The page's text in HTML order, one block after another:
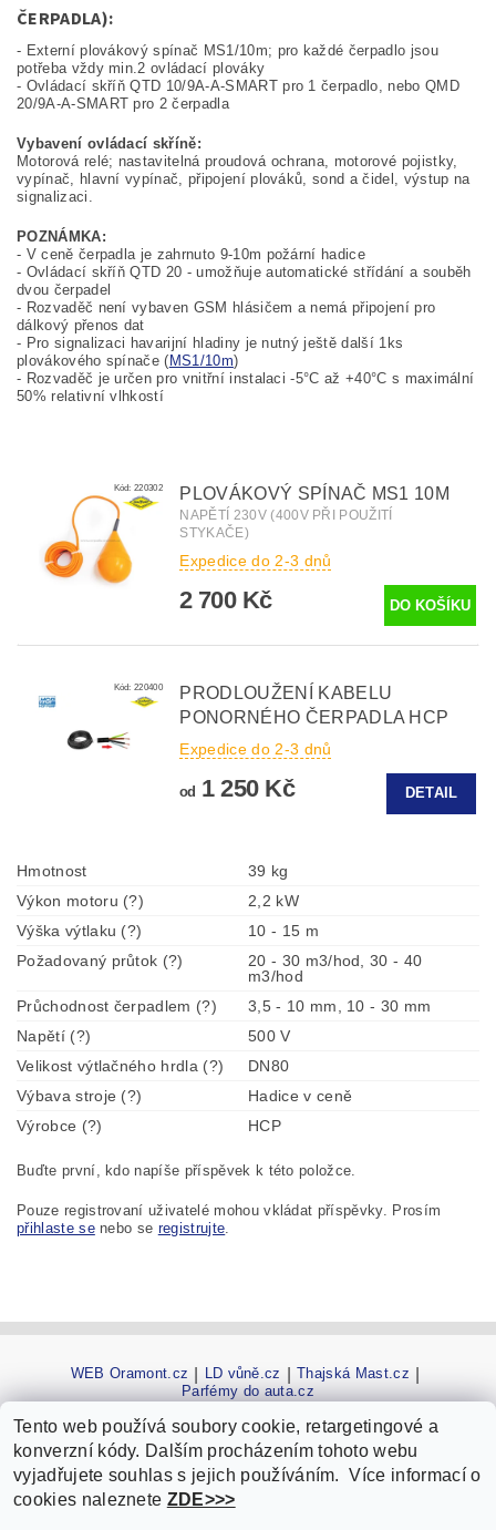
ČERPADLA):
- Externí plovákový spínač MS1/10m; pro každé čerpadlo jsou
potřeba vždy min.2 ovládací plováky
- Ovládací skříňQTD 10/9A-A-SMART pro 1 čerpadlo, nebo QMD
20/9A-A-SMART pro 2 čerpadla
Vybavení ovládací skříně:
Motorová relé; nastavitelná proudová ochrana, motorové pojistky,
vypínač, hlavní vypínač, připojení plováků, sond a čidel, výstup na
signalizaci.
POZNÁMKA:
- V ceně čerpadla je zahrnuto 9-10m požární hadice
- Ovládací skříň QTD 20 - umožňuje automatické střídání a souběh
dvou čerpadel
- Rozvaděč není vybaven GSM hlásičem a nemá připojení pro
dálkový přenos dat
- Pro signalizaci havarijní hladiny je nutný ještě další 1ks
plovákového spínače ( MS1/10m)
- Rozvaděč je určen pro vnitřní instalaci -5°C až +40°C s maximální
50% relativní vlhkostí
Kód:220302 PLOVÁKOVÝ SPÍNAČ MS1 10M
NAPĚTÍ 230V (400V PŘI POUŽITÍ
STYKAČE)
Expedice do 2-3 dnů
2 700 Kč
Kód:220400
PRODLOUŽENÍ KABELU
PONORNÉHO ČERPADLA HCP
Expedice do 2-3 dnů
od 1 250 Kč DETAIL
Hmotnost
39 kg
Výkon motoru (?)
2,2 kW
Výška výtlaku (?)
10 - 15 m
Požadovaný průtok (?)
20 - 30 m3/hod, 30 - 40
m3/hod
Průchodnost čerpadlem (?)
3,5 - 10 mm, 10 - 30 mm
Napětí (?)
500 V
Velikost výtlačného hrdla (?)
DN80
Výbava stroje (?)
Hadice v ceně
Výrobce (?)
HCP
Buďte první, kdo napíše příspěvek k této položce.
Pouze registrovaní uživatelé mohou vkládat příspěvky. Prosím
přihlaste senebo se registrujte
WEB Oramont.cz LD vůně.cz Thajská Mast.cz
Parfémy do auta.cz
Tento web používá soubory cookie, retargetingové a
konverzní kódy. Dalším procházením tohoto webu
vyjadřujete souhlas s jejich používáním. Více informací o
cookies naleznete ZDE>>>